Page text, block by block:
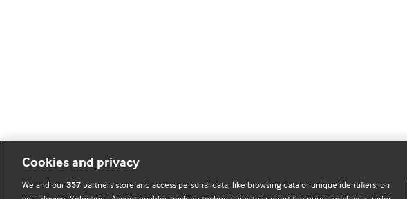
Cookies and privacy
We and our357 partners store and access personal data, like browsing data or unique identifiers, on